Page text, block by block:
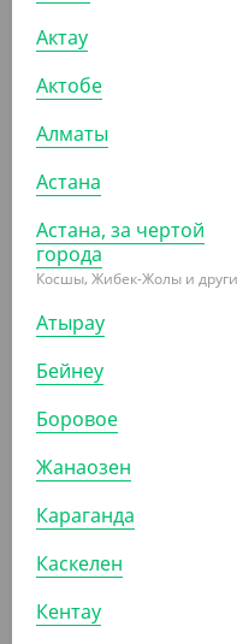
УП (50)
1 680
(16.80₸
Контейнер
Актау
Актобе
Алматы
Астана
Астана, за чертой
города
Косшы, Жибек-Жолы и
Атырау
Бейнеу
Боровое
Жанаозен
Караганда
Каскелен
Кентау